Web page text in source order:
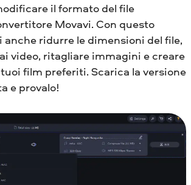
il formato del file
Movavi. Con questo
ridurre le dimensioni del file,
video, ritagliare immagini e creare
film preferiti. Scarica la versione
e provalo!